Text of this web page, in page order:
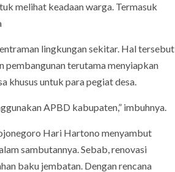
melihat keadaan warga. Termasuk
lingkungan sekitar. Hal tersebut
pembangunan terutama menyiapkan
khusus untuk para pegiat desa.
APBD kabupaten,” imbuhnya.
Hari Hartono menyambut
sambutannya. Sebab, renovasi
baku jembatan. Dengan rencana